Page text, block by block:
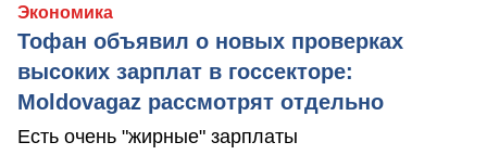
Экономика
Тофан объявил о новых проверках
высоких зарплат в госсекторе:
Moldovagaz рассмотрят отдельно
Есть очень "жирные" зарплаты